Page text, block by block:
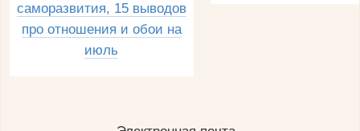
саморазвития, 15 выводов
про отношения и обои на
июль